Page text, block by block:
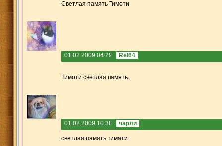
Светлая память Тимоти
01.02.2009 04:29 Rel64
Тимоти светлая память.
01.02.2009 10:38 чарли
светлая память тимати